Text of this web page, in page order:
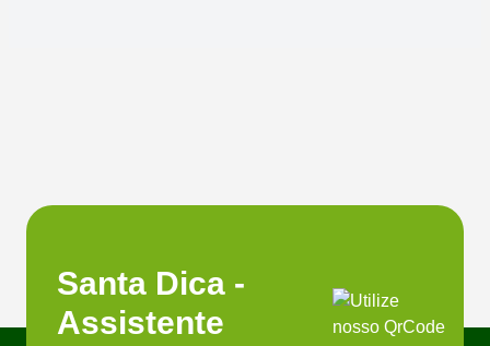
Santa Dica -
Assistente